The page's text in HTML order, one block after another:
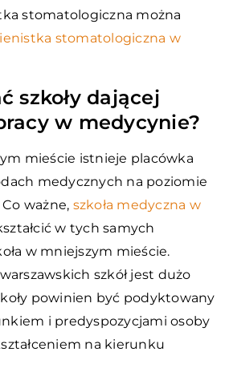
stomatologiczna można
stomatologiczna w
szkoły dającej
w medycynie?
mieście istnieje placówka
medycznych na poziomie
ważne, szkoła medyczna w
w tych samych
w mniejszym mieście.
szkół jest dużo
powinien być podyktowany
i predyspozycjami osoby
na kierunku